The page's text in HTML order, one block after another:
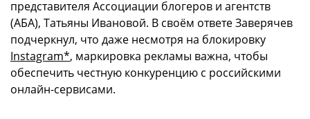
представителя Ассоциации блогеров и агентств
(АБА), Татьяны Ивановой. В своём ответе Заверячев
подчеркнул, что даже несмотря на блокировку
Instagram*, маркировка рекламы важна, чтобы
обеспечить честную конкуренцию с российскими
онлайн-сервисами.